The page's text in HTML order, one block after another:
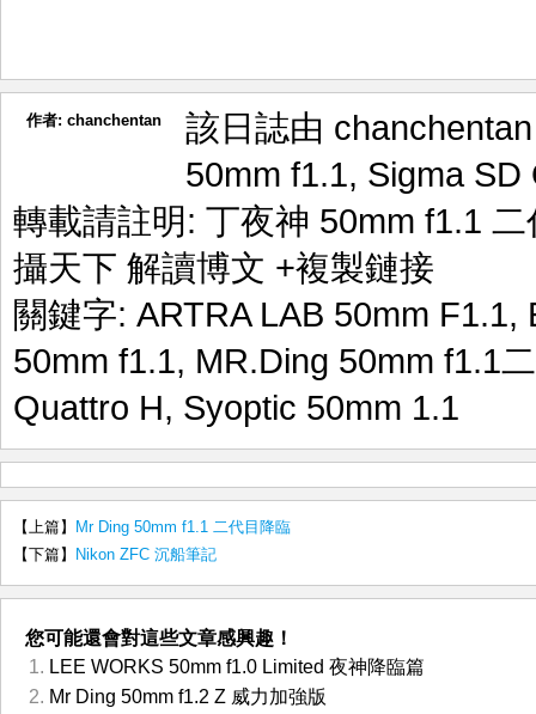
作者: chanchentan
該日誌由
50mm f1.1, Sigma SD
轉載請註明: 丁夜神 50mm f1.1
攝天下 解讀博文 +複製鏈接
關鍵字: ARTRA LAB 50mm F1.1,
50mm f1.1, MR.Ding 50mm f1.1
Quattro H, Syoptic 50mm 1.1
【上篇】
Mr Ding 50mm f1.1 二代目降臨
【下篇】
Nikon ZFC 沉船筆記
您可能還會對這些文章感興趣！
LEE WORKS 50mm f1.0 Limited 夜神降臨篇
Mr Ding 50mm f1.2 Z 威力加強版